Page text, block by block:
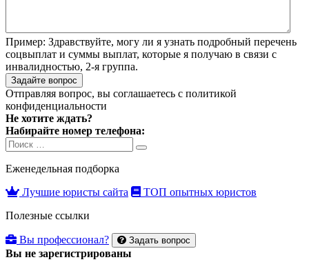
Пример: Здравствуйте, могу ли я узнать подробный перечень
соцвыплат и суммы выплат, которые я получаю в связи с
инвалидностью, 2-я группа.
Задайте вопрос
Отправляя вопрос, вы соглашаетесь с политикой
конфиденциальности
Не хотите ждать?
Набирайте номер телефона:
Search
for:
Search
Еженедельная подборка
Лучшие юристы сайта
ТОП опытных юристов
Полезные ссылки
Вы профессионал? Задать вопрос
Вы не зарегистрированы